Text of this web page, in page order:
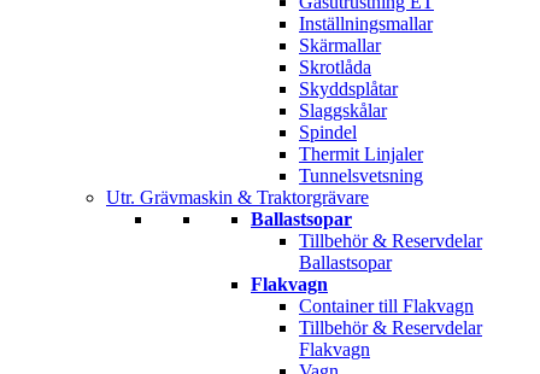
Inställningsmallar
Skärmallar
Skrotlåda
Skyddsplåtar
Slaggskålar
Spindel
Thermit Linjaler
Tunnelsvetsning
Utr. Grävmaskin & Traktorgrävare
Ballastsopar
Tillbehör & Reservdelar
Ballastsopar
Flakvagn
Container till Flakvagn
Tillbehör & Reservdelar
Flakvagn